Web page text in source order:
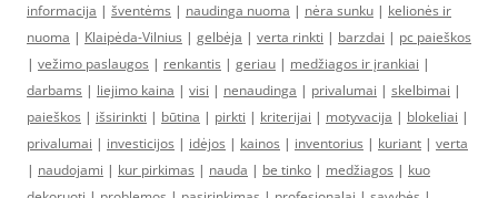
informacija | šventėms | naudinga nuoma | nėra sunku | kelionės ir
nuoma | Klaipėda-Vilnius | gelbėja | verta rinkti | barzdai | pc paieškos
| vežimo paslaugos | renkantis | geriau | medžiagos ir įrankiai |
darbams | liejimo kaina | visi | nenaudinga | privalumai | skelbimai |
paieškos | išsirinkti | būtina | pirkti | kriterijai | motyvacija | blokeliai |
privalumai | investicijos | idėjos | kainos | inventorius | kuriant | verta
| naudojami | kur pirkimas | nauda | be tinko | medžiagos | kuo